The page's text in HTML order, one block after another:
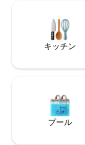
キッチン
プール